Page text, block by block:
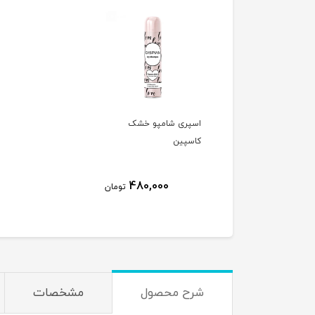
اسپری شامپو خشک
کاسپین
480,000 تومان
شرح محصول مشخصات